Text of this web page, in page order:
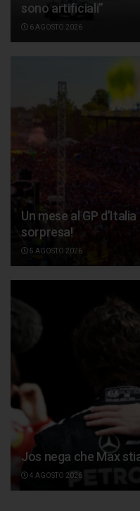
sono artificiali”
6 AGOSTO 2026
Un mese al GP
sorpresa!
5 AGOSTO 2026
Jos nega che Max
4 AGOSTO 2026